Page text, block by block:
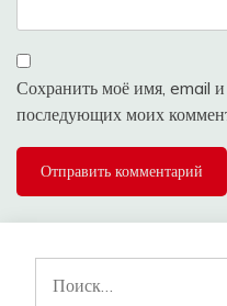
Сохранить моё имя, email и
последующих моих